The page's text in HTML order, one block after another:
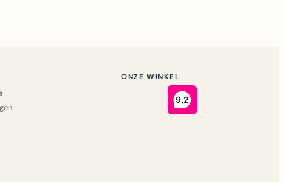
ONZE WINKEL